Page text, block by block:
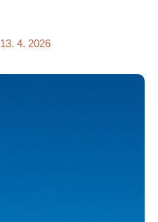
13. 4. 2026